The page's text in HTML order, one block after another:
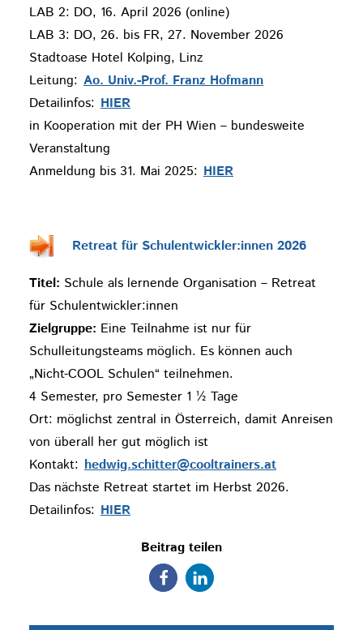
LAB 2: DO, 16. April 2026 (online)
LAB 3: DO, 26. bis FR, 27. November 2026
Stadtoase Hotel Kolping, Linz
Leitung: Ao. Univ.-Prof. Franz Hofmann
Detailinfos: HIER
in Kooperation mit der PH Wien – bundesweite
Veranstaltung
Anmeldung bis 31. Mai 2025: HIER
Retreat für Schulentwickler:innen 2026
Titel: Schule als lernende Organisation – Retreat
für Schulentwickler:innen
Zielgruppe: Eine Teilnahme ist nur für
Schulleitungsteams möglich. Es können auch
„Nicht-COOL Schulen“ teilnehmen.
4 Semester, pro Semester 1 ½ Tage
Ort: möglichst zentral in Österreich, damit Anreisen
von überall her gut möglich ist
Kontakt: hedwig.schitter@cooltrainers.at
Das nächste Retreat startet im Herbst 2026.
Detailinfos: HIER
Beitrag teilen